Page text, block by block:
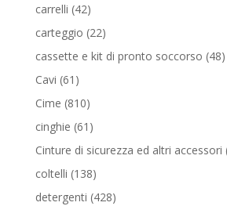
carrelli 4242
prodotti
carteggio 2222
prodotti
cassette e kit di pronto soccorso 4848
Cavi 61 61
prodotti
Cime 810810
prodotti
cinghie 61 61
prodotti
Cinture di sicurezza ed altri accessori
coltelli 138138
prodotti
detergenti 428428